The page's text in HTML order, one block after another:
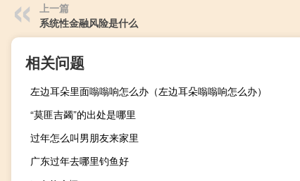
上一篇
系统性金融风险是什么
相关问题
左边耳朵里面嗡嗡响怎么办（左边耳朵嗡嗡响怎么办）
“莫匪吉蠲”的出处是哪里
过年怎么叫男朋友来家里
广东过年去哪里钓鱼好